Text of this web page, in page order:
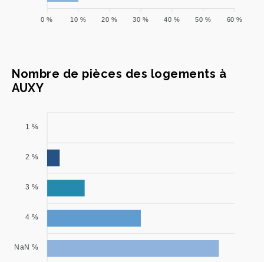
60 %
50 %
40 %
30 %
20 %
10 %
0 %
Nombre de pièces des logements à
AUXY
1 %
2 %
3 %
4 %
NaN %